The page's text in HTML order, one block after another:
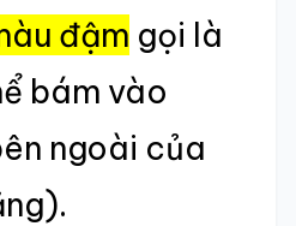
đậm gọi là
bám vào
ngoài của